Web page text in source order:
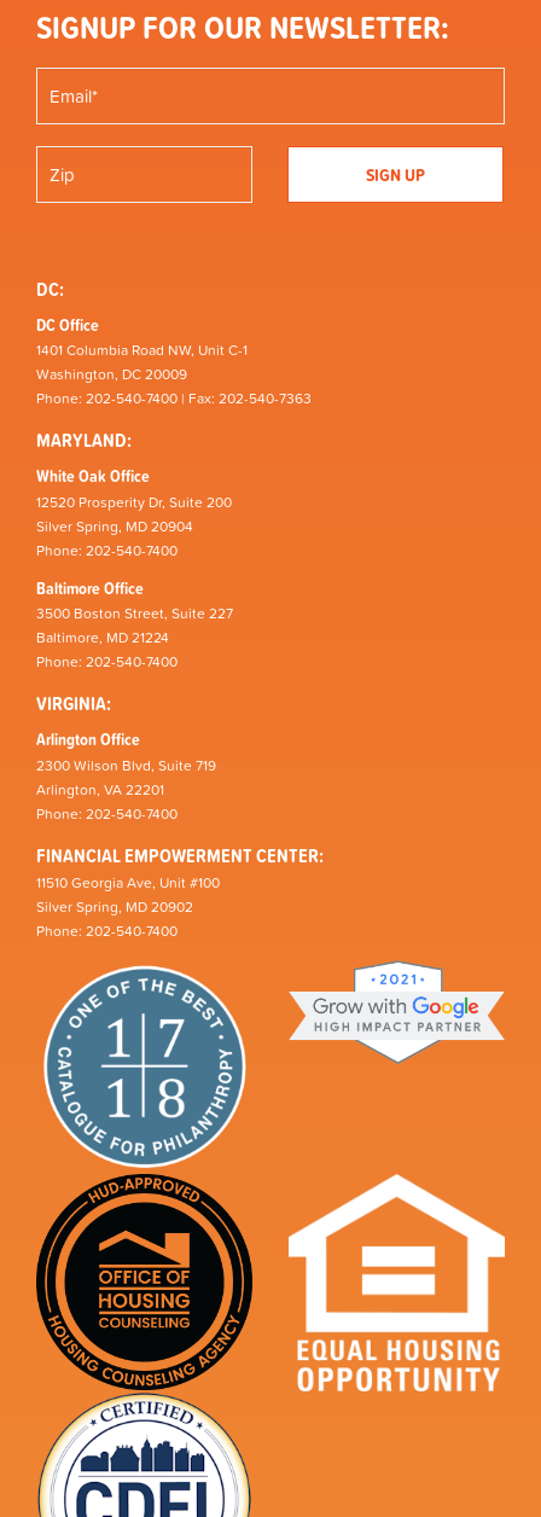
SIGNUP FOR OUR NEWSLETTER:
DC:
DC Office
1401 Columbia Road NW, Unit C-1
Washington, DC 20009
Phone: 202-540-7400 | Fax: 202-540-7363
MARYLAND:
White Oak Office
12520 Prosperity Dr, Suite 200
Silver Spring, MD 20904
Phone: 202-540-7400
Baltimore Office
3500 Boston Street, Suite 227
Baltimore, MD 21224
Phone: 202-540-7400
VIRGINIA:
Arlington Office
2300 Wilson Blvd, Suite 719
Arlington, VA 22201
Phone: 202-540-7400
FINANCIAL EMPOWERMENT CENTER:
11510 Georgia Ave, Unit #100
Silver Spring, MD 20902
Phone: 202-540-7400